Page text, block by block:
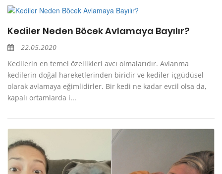
Kediler Neden Böcek Avlamaya Bayılır?
22.05.2020
Kedilerin en temel özellikleri avcı olmalarıdır. Avlanma
kedilerin doğal hareketlerinden biridir ve kediler içgüdüsel
olarak avlamaya eğimlidirler. Bir kedi ne kadar evcil olsa da,
kapalı ortamlarda i...